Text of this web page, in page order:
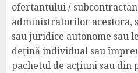
ofertantului /
administratorilor acestora,
sau juridice autonome sau
dețină individual sau
pachetul de acțiuni sau din